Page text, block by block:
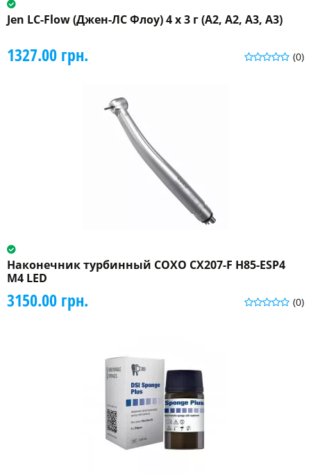
Jen LC-Flow (Джен-ЛС Флоу) 4 x 3 г (A2, A2, A3, A3)
(0)
1327.00 грн.
Наконечник турбинный COXO CX207-F H85-ESP4
M4 LED
(0)
3150.00 грн.